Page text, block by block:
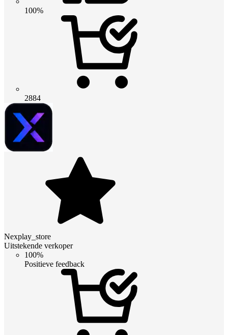
100%
2884
Nexplay_store
Uitstekende verkoper
100%
Positieve feedback